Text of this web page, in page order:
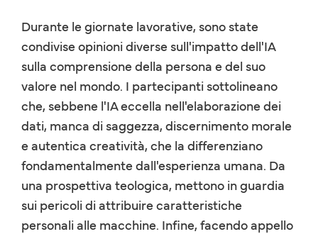
Durante le giornate lavorative, sono state
condivise opinioni diverse sull'impatto dell'IA
sulla comprensione della persona e del suo
valore nel mondo. I partecipanti sottolineano
che, sebbene l'IA eccella nell'elaborazione dei
dati, manca di saggezza, discernimento morale
e autentica creatività, che la differenziano
fondamentalmente dall'esperienza umana. Da
una prospettiva teologica, mettono in guardia
sui pericoli di attribuire caratteristiche
personali alle macchine. Infine, facendo appello